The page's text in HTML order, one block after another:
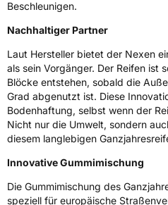
Herstellerkontakt
Strasse 1
Beschleunigen.
Nachhaltiger Partner
Laut Hersteller bietet der Nexen
als sein Vorgänger. Der Reifen ist
Blöcke entstehen, sobald die
Grad abgenutzt ist. Diese
Bodenhaftung, selbst wenn der
Nicht nur die Umwelt, sondern
diesem langlebigen
Innovative Gummimischung
Die Gummimischung des
speziell für europäische